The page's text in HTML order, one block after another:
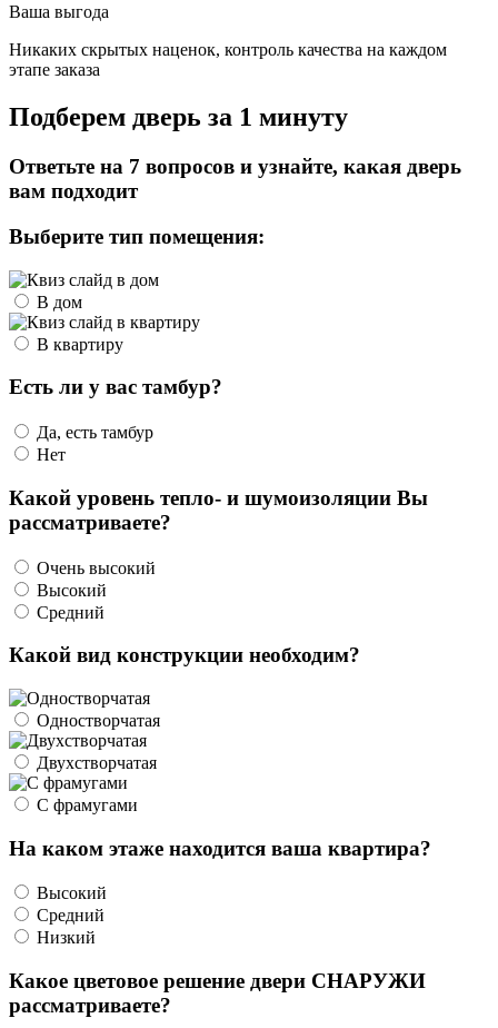
Ваша выгода
Никаких скрытых наценок, контроль качества на каждом
этапе заказа
Подберем дверь за 1 минуту
Ответьте на 7 вопросов и узнайте, какая дверь
вам подходит
Выберите тип помещения:
В дом
В квартиру
Есть ли у вас тамбур?
Да, есть тамбур
Нет
Какой уровень тепло- и шумоизоляции Вы
рассматриваете?
Очень высокий
Высокий
Средний
Какой вид конструкции необходим?
Одностворчатая
Двухстворчатая
С фрамугами
На каком этаже находится ваша квартира?
Высокий
Средний
Низкий
Какое цветовое решение двери СНАРУЖИ
рассматриваете?